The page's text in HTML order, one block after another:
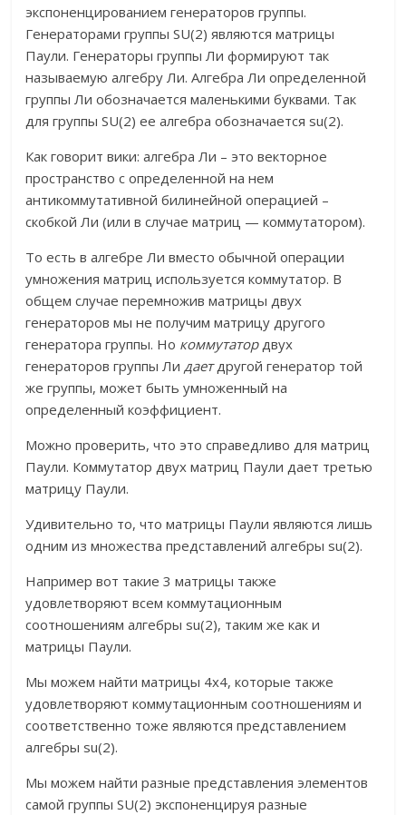
экспоненцированием генераторов группы.
Генераторами группы SU(2) являются матрицы
Паули. Генераторы группы Ли формируют так
называемую алгебру Ли. Алгебра Ли определенной
группы Ли обозначается маленькими буквами. Так
для группы SU(2) ее алгебра обозначается su(2).
Как говорит вики: алгебра Ли – это векторное
пространство с определенной на нем
антикоммутативной билинейной операцией –
скобкой Ли (или в случае матриц — коммутатором).
То есть в алгебре Ли вместо обычной операции
умножения матриц используется коммутатор. В
общем случае перемножив матрицы двух
генераторов мы не получим матрицу другого
генератора группы. Но коммутатордвух
генераторов группы Ли даетдругой генератор той
же группы, может быть умноженный на
определенный коэффициент.
Можно проверить, что это справедливо для матриц
Паули. Коммутатор двух матриц Паули дает третью
матрицу Паули.
Удивительно то, что матрицы Паули являются лишь
одним из множества представлений алгебры su(2).
Например вот такие 3 матрицы также
удовлетворяют всем коммутационным
соотношениям алгебры su(2), таким же как и
матрицы Паули.
Мы можем найти матрицы 4х4, которые также
удовлетворяют коммутационным соотношениям и
соответственно тоже являются представлением
алгебры su(2).
Мы можем найти разные представления элементов
самой группы SU(2) экспоненцируя разные